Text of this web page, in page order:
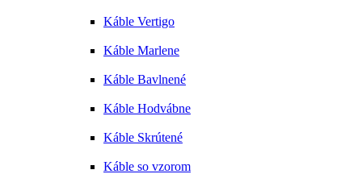
Káble Vertigo
Káble Marlene
Káble Bavlnené
Káble Hodvábne
Káble Skrútené
Káble so vzorom